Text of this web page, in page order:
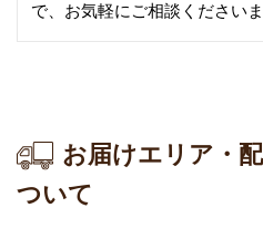
で、お気軽にご相談くださいま
お届けエリア・
ついて